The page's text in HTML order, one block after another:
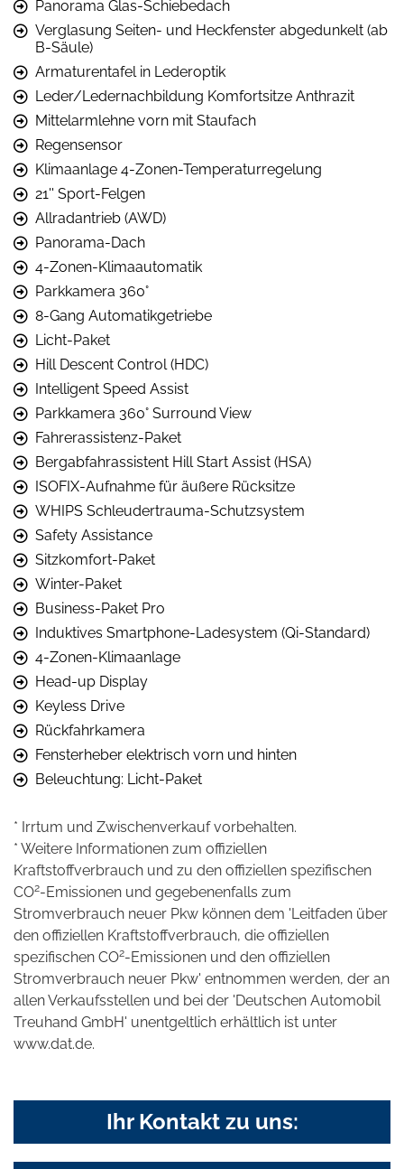
Panorama Glas-Schiebedach
Verglasung Seiten- und Heckfenster abgedunkelt (ab
B-Säule)
Armaturentafel in Lederoptik
Leder/Ledernachbildung Komfortsitze Anthrazit
Mittelarmlehne vorn mit Staufach
Regensensor
Klimaanlage 4-Zonen-Temperaturregelung
21'' Sport-Felgen
Allradantrieb (AWD)
Panorama-Dach
4-Zonen-Klimaautomatik
Parkkamera 360°
8-Gang Automatikgetriebe
Licht-Paket
Hill Descent Control (HDC)
Intelligent Speed Assist
Parkkamera 360° Surround View
Fahrerassistenz-Paket
Bergabfahrassistent Hill Start Assist (HSA)
ISOFIX-Aufnahme für äußere Rücksitze
WHIPS Schleudertrauma-Schutzsystem
Safety Assistance
Sitzkomfort-Paket
Winter-Paket
Business-Paket Pro
Induktives Smartphone-Ladesystem (Qi-Standard)
4-Zonen-Klimaanlage
Head-up Display
Keyless Drive
Rückfahrkamera
Fensterheber elektrisch vorn und hinten
Beleuchtung: Licht-Paket
* Irrtum und Zwischenverkauf vorbehalten.
* Weitere Informationen zum offiziellen
Kraftstoffverbrauch und zu den offiziellen spezifischen
CO2-Emissionen und gegebenenfalls zum
Stromverbrauch neuer Pkw können dem 'Leitfaden über
den offiziellen Kraftstoffverbrauch, die offiziellen
spezifischen CO2-Emissionen und den offiziellen
Stromverbrauch neuer Pkw' entnommen werden, der an
allen Verkaufsstellen und bei der 'Deutschen Automobil
Treuhand GmbH' unentgeltlich erhältlich ist unter
www.dat.de.
Ihr Kontakt zu uns: